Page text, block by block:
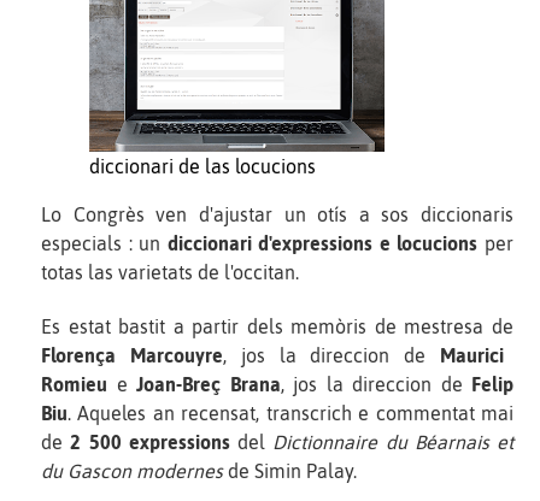
diccionari de las locucions
Lo Congrès ven d'ajustar un otís a sos diccionaris
especials : un diccionari d'expressions e locucions per
totas las varietats de l'occitan.
Es estat bastit a partir dels memòris de mestresa de
Florença Marcouyre , jos la direccion de Maurici
Romieu e Joan-Breç Brana , jos la direccion de Felip
Biu . Aqueles an recensat, transcrich e commentat mai
de 2 500 expressionsdel Dictionnaire du Béarnais et
du Gascon modernesde Simin Palay.